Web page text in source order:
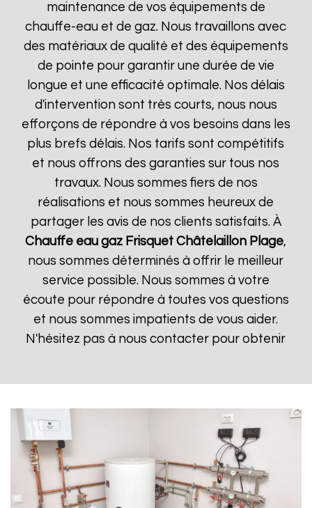
maintenance de vos équipements de
chauffe-eau et de gaz. Nous travaillons avec
des matériaux de qualité et des équipements
de pointe pour garantir une durée de vie
longue et une efficacité optimale. Nos délais
d'intervention sont très courts, nous nous
efforçons de répondre à vos besoins dans les
plus brefs délais. Nos tarifs sont compétitifs
et nous offrons des garanties sur tous nos
travaux. Nous sommes fiers de nos
réalisations et nous sommes heureux de
partager les avis de nos clients satisfaits. À
Chauffe eau gaz Frisquet Châtelaillon Plage,
nous sommes déterminés à offrir le meilleur
service possible. Nous sommes à votre
écoute pour répondre à toutes vos questions
et nous sommes impatients de vous aider.
N'hésitez pas à nous contacter pour obtenir